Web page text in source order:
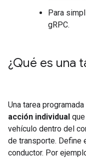
Para
gRPC.
¿Qué es una
Una tarea
acción individual
vehículo dentro del
de transporte. Define
conductor. Por